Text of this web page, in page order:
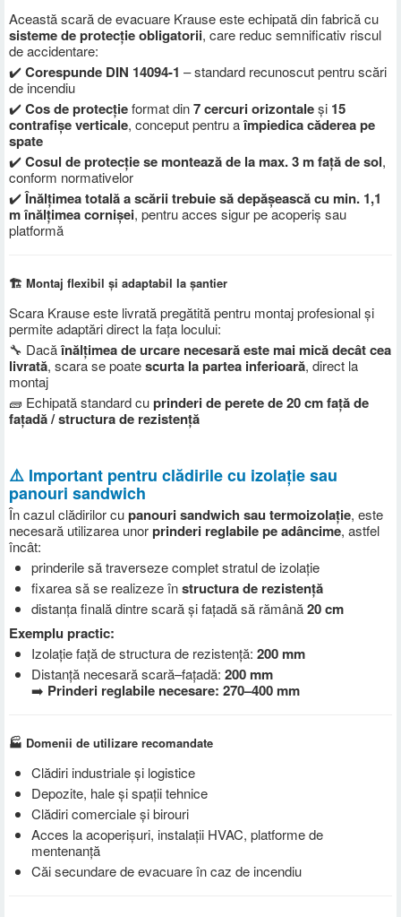
Această scară de evacuare Krause este echipată din fabrică cu
sisteme de protecție obligatorii, care reduc semnificativ riscul
de accidentare:
✔️Corespunde DIN 14094-1 – standard recunoscut pentru scări
de incendiu
✔️Cos de protecțieformat din7 cercuri orizontaleși 15
contrafișe verticale, conceput pentru aîmpiedica căderea pe
spate
✔️Cosul de protecție se montează de la max. 3 m față de sol,
conform normativelor
✔️Înălțimea totală a scării trebuie să depășească cu min. 1,1
m înălțimea cornișei, pentru acces sigur pe acoperiș sau
platformă
🏗️ Montaj flexibil și adaptabil la șantier
Scara Krause este livrată pregătită pentru montaj profesional și
permite adaptări direct la fața locului:
🔧 Dacăînălțimea de urcare necesară este mai mică decât cea
livrată, scara se poatescurta la partea inferioară, direct la
montaj
🧱 Echipată standard cuprinderi de perete de 20 cm față de
fațadă / structura de rezistență
⚠️ Important pentru clădirile cu izolație sau
panouri sandwich
În cazul clădirilor cupanouri sandwich sau termoizolație, este
necesară utilizarea unorprinderi reglabile pe adâncime, astfel
încât:
prinderile să traverseze complet stratul de izolație
fixarea să se realizeze înstructura de rezistență
distanța finală dintre scară și fațadă să rămână20 cm
Exemplu practic:
Izolație față de structura de rezistență: 200 mm
Distanță necesară scară–fațadă: 200 mm
➡️ Prinderi reglabile necesare: 270–400 mm
🏭 Domenii de utilizare recomandate
Clădiri industriale și logistice
Depozite, hale și spații tehnice
Clădiri comerciale și birouri
Acces la acoperișuri, instalații HVAC, platforme de
mentenanță
Căi secundare de evacuare în caz de incendiu